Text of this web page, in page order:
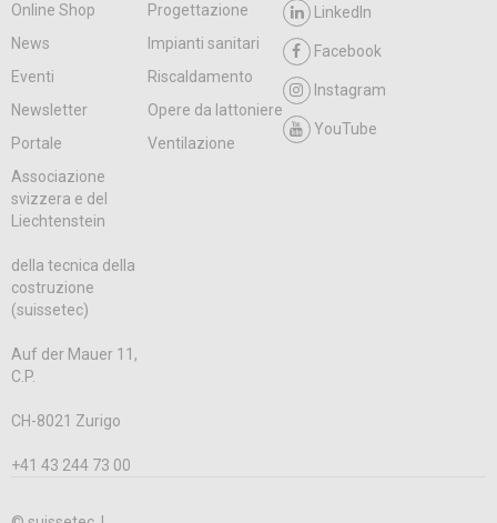
Online Shop
Progettazione
News
Impianti sanitari
Eventi
Riscaldamento
Newsletter
Opere da lattoniere
Portale
Ventilazione
LinkedIn
Facebook
Instagram
YouTube
Associazione
svizzera e del
Liechtenstein
della tecnica della
costruzione
(suissetec)
Auf der Mauer 11,
C.P.
CH-8021 Zurigo
+41 43 244 73 00